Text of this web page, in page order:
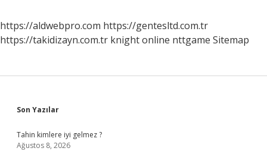
https://aldwebpro.com https://gentesltd.com.tr
https://takidizayn.com.tr knight online nttgame Sitemap
Sidebar
Son Yazılar
Tahin kimlere iyi gelmez ?
Ağustos 8, 2026